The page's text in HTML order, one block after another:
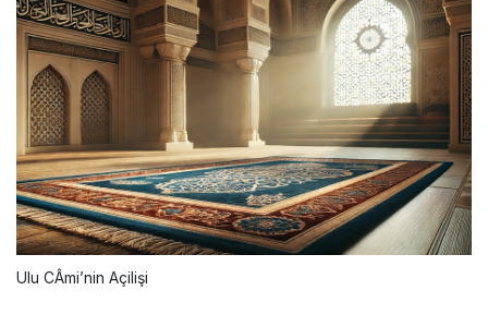
Ulu CÂmi’nin Açilişi